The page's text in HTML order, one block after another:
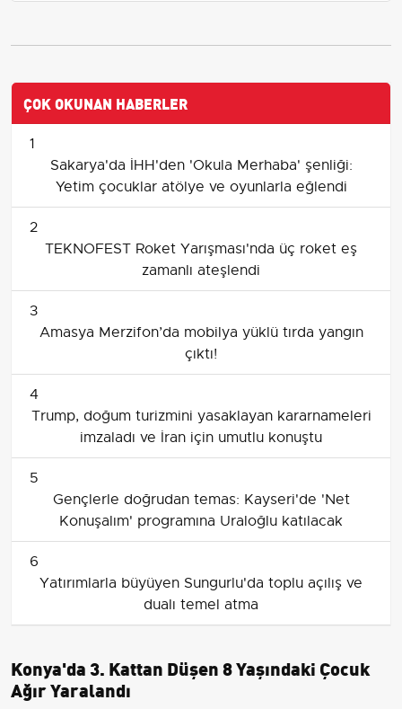
ÇOK OKUNAN HABERLER
1
Sakarya'da İHH'den 'Okula Merhaba' şenliği:
Yetim çocuklar atölye ve oyunlarla eğlendi
2
TEKNOFEST Roket Yarışması'nda üç roket eş
zamanlı ateşlendi
3
Amasya Merzifon’da mobilya yüklü tırda yangın
çıktı!
4
Trump, doğum turizmini yasaklayan kararnameleri
imzaladı ve İran için umutlu konuştu
5
Gençlerle doğrudan temas: Kayseri'de 'Net
Konuşalım' programına Uraloğlu katılacak
6
Yatırımlarla büyüyen Sungurlu'da toplu açılış ve
dualı temel atma
Konya'da 3. Kattan Düşen 8 Yaşındaki Çocuk
Ağır Yaralandı